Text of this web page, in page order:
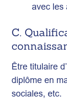
avec les
C.
Être titulaire
diplôme en
sociales, etc.